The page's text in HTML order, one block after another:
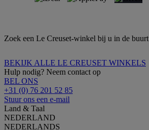
Zoek een Le Creuset-winkel bij u in de buurt
BEKIJK ALLE LE CREUSET WINKELS
Hulp nodig? Neem contact op
BEL ONS
+31 (0) 76 201 52 85
Stuur ons een e-mail
Land & Taal
NEDERLAND
NEDERLANDS